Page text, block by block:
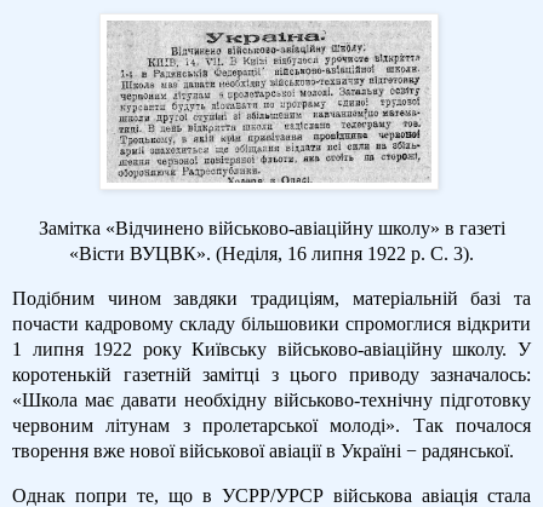
Замітка «Відчинено військово-авіаційну школу» в газеті
«Вісти ВУЦВК». (Неділя, 16 липня 1922 р. С. 3).
Подібним чином завдяки традиціям, матеріальній базі та
почасти кадровому складу більшовики спромоглися відкрити
1 липня 1922 року Київську військово-авіаційну школу. У
коротенькій газетній замітці з цього приводу зазначалось:
«Школа має давати необхідну військово-технічну підготовку
червоним літунам з пролетарської молоді». Так почалося
творення вже нової військової авіації в Україні − радянської.
Однак попри те, що в УСРР/УРСР військова авіація стала